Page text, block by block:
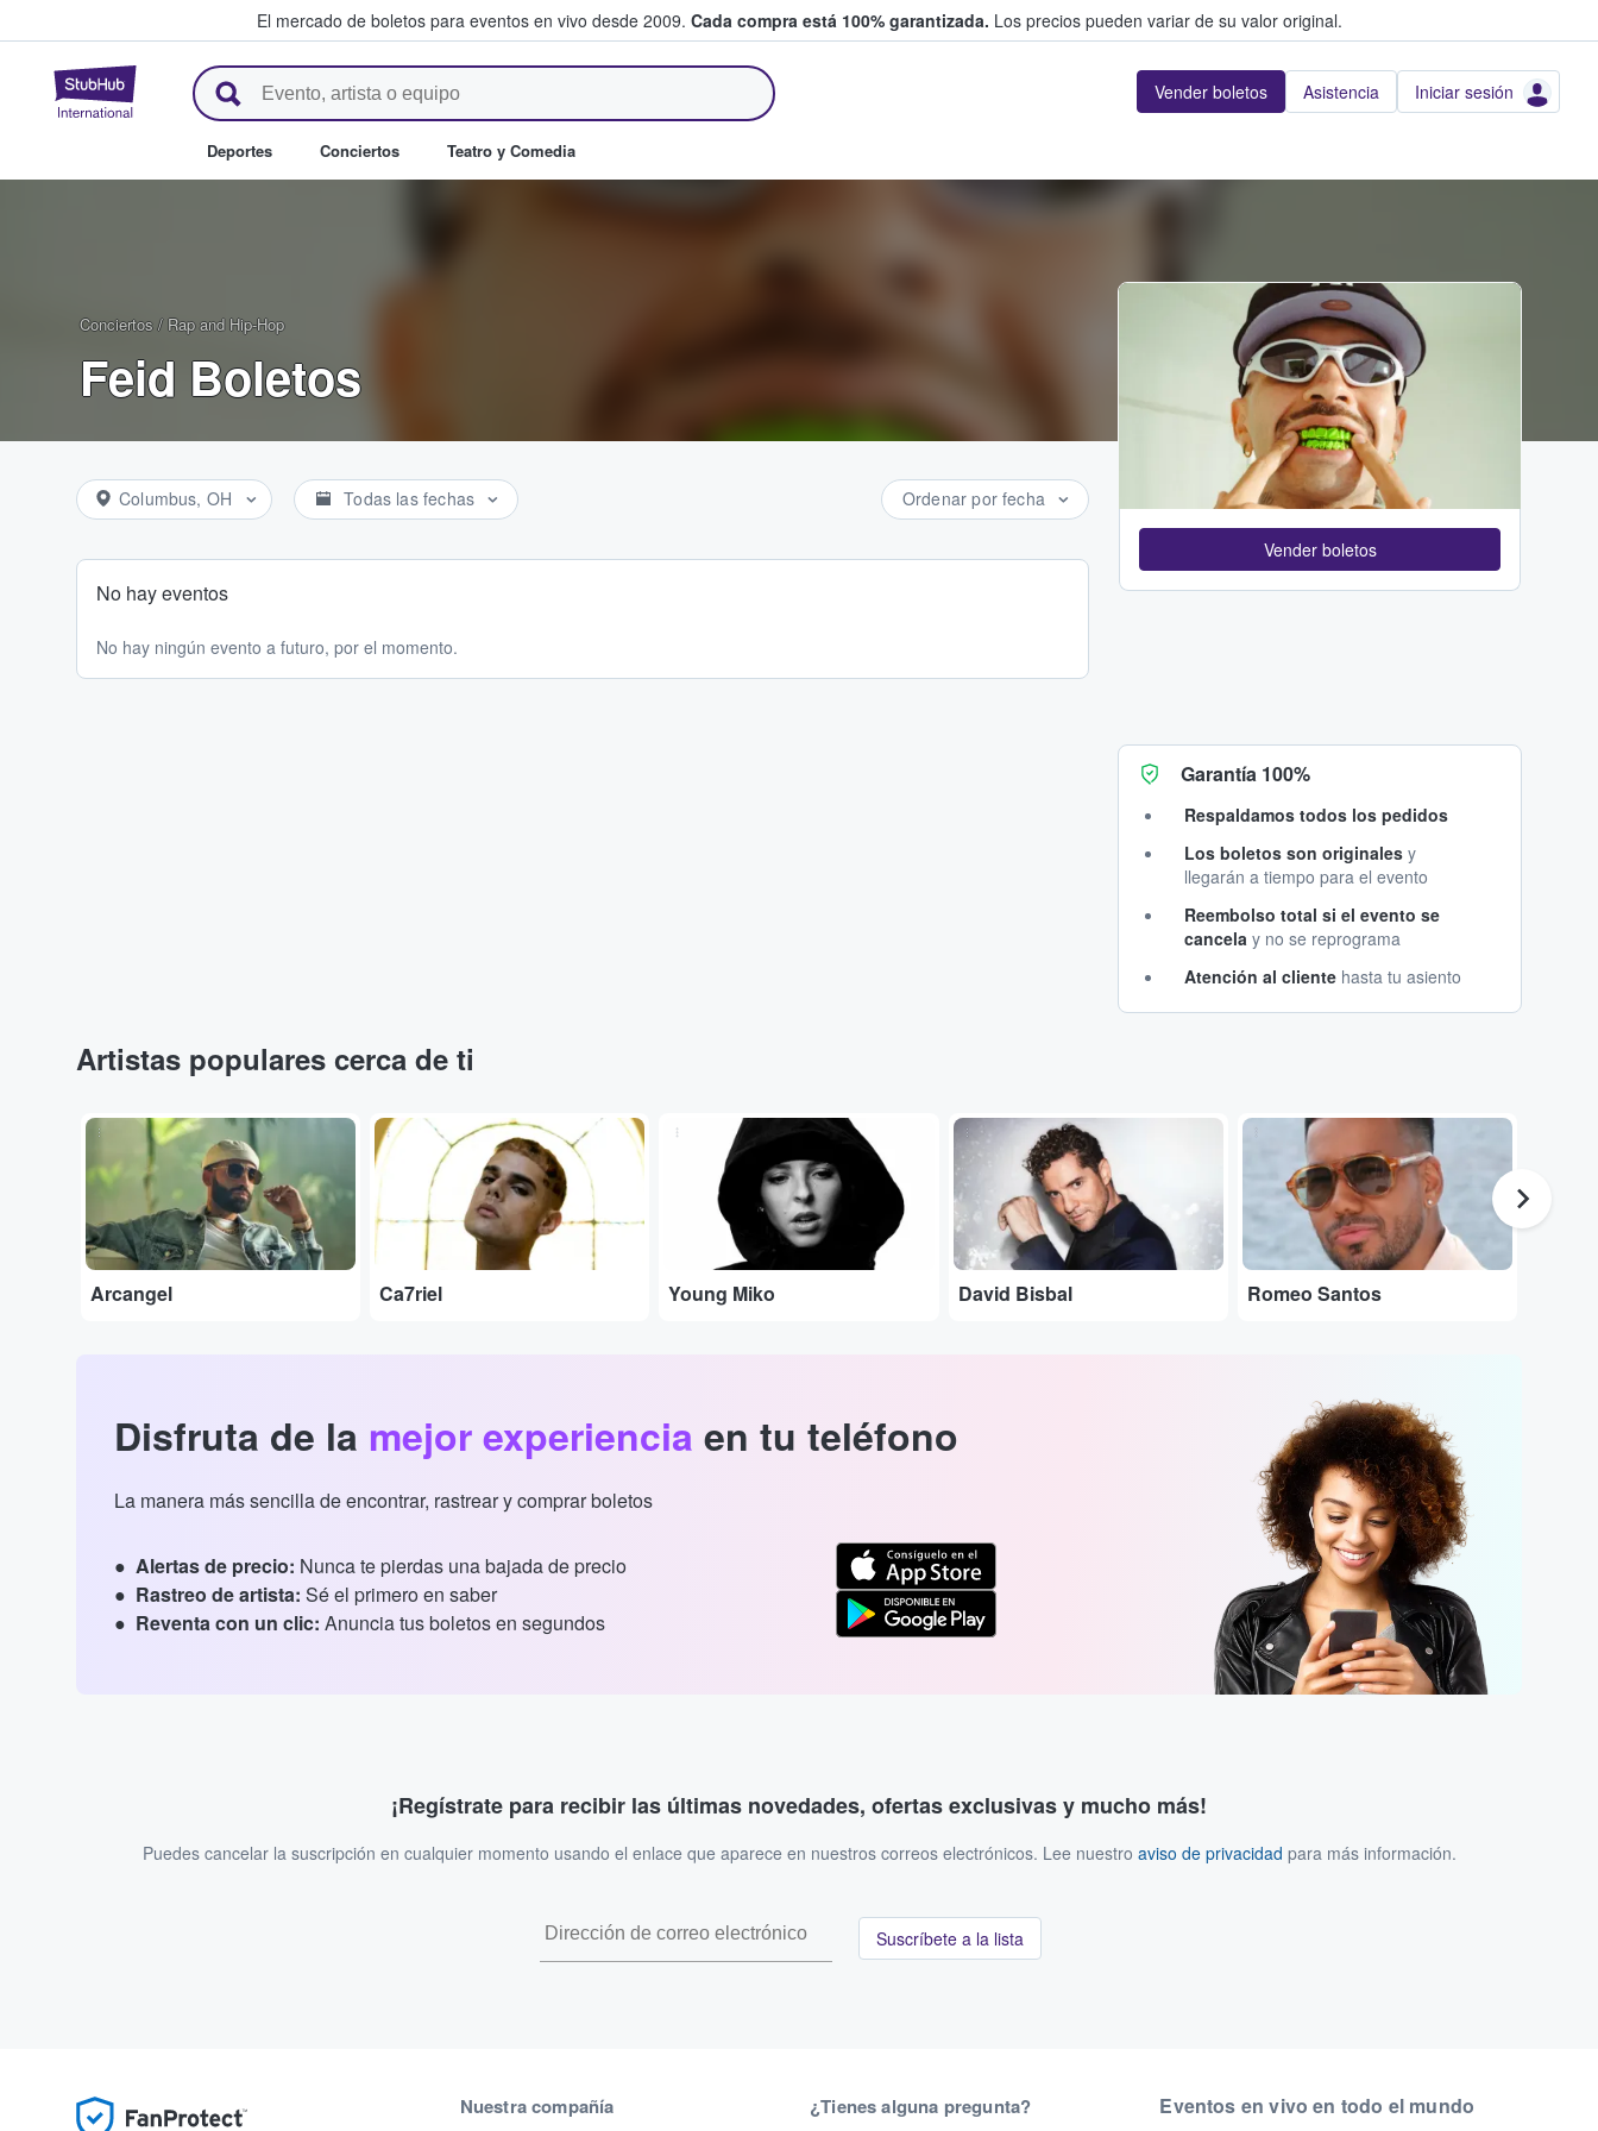
El mercado de boletos para eventos en vivo desde 2009. Cada compra está 100% garantizada. Los precios pueden variar de su valor original.
StubHub: donde los fans compran y venden boletos Vender boletos Asistencia Iniciar sesión
Deportes Conciertos Teatro y Comedia
Conciertos / Rap and Hip-Hop
Feid Boletos
Columbus, OH Todas las fechas Ordenar por fecha
No hay eventos
No hay ningún evento a futuro, por el momento.
Vender boletos
Garantía 100%
Respaldamos todos los pedidos
Los boletos son originales y
llegarán a tiempo para el evento
Reembolso total si el evento se
cancela y no se reprograma
Atención al cliente hasta tu asiento
Artistas populares cerca de ti
...
Arcangel
...
Ca7riel
...
Young Miko
...
David Bisbal Romeo Santos
Disfruta de la mejor experiencia en tu teléfono
La manera más sencilla de encontrar, rastrear y comprar boletos
Alertas de precio: Nunca te pierdas una bajada de precio
Rastreo de artista: Sé el primero en saber
Reventa con un clic: Anuncia tus boletos en segundos
¡Regístrate para recibir las últimas novedades, ofertas exclusivas y mucho más!
Puedes cancelar la suscripción en cualquier momento usando el enlace que aparece en nuestros correos electrónicos. Lee nuestro aviso de privacidad para más información.
Suscríbete a la lista
Nuestra compañía ¿Tienes alguna pregunta? Eventos en vivo en todo el mundo